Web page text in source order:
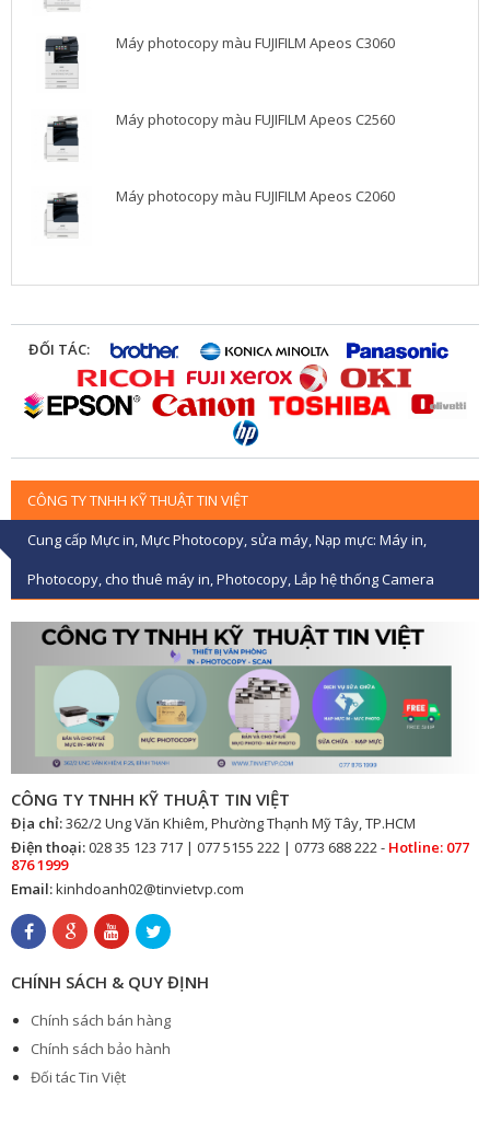
Máy photocopy màu FUJIFILM Apeos C3060
Máy photocopy màu FUJIFILM Apeos C2560
Máy photocopy màu FUJIFILM Apeos C2060
ĐỐI TÁC:
CÔNG TY TNHH KỸ THUẬT TIN VIỆT
Cung cấp Mực in, Mực Photocopy, sửa máy, Nạp mực: Máy in,
Photocopy, cho thuê máy in, Photocopy, Lắp hệ thống Camera
CÔNG TY TNHH KỸ THUẬT TIN VIỆT
Địa chỉ:362/2 Ung Văn Khiêm, Phường Thạnh Mỹ Tây, TP.HCM
Điện thoại:028 35 123 717 | 077 5155 222 | 0773 688 222 - Hotline: 077
876 1999
Email:kinhdoanh02@tinvietvp.com
CHÍNH SÁCH & QUY ĐỊNH
Chính sách bán hàng
Chính sách bảo hành
Đối tác Tin Việt